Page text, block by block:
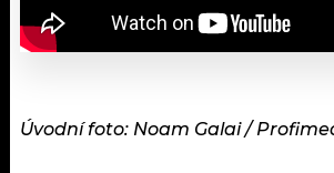
Úvodní foto: Noam Galai /